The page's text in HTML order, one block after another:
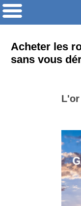
Acheter les
sans vous